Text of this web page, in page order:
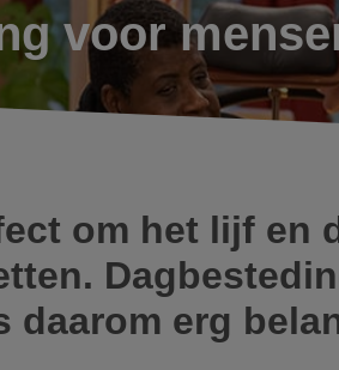
voor
om het lijf en
daarom erg